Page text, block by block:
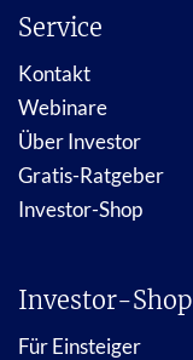
Service
Kontakt
Webinare
Über Investor
Gratis-Ratgeber
Investor-Shop
Investor-Shop
Für Einsteiger